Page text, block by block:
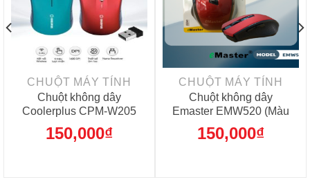
CHUỘT MÁY TÍNH
Chuột không dây
Coolerplus CPM-W205
150,000₫
CHUỘT MÁY TÍNH
Chuột không dây
Emaster EMW520 (Màu
đỏ)
150,000₫